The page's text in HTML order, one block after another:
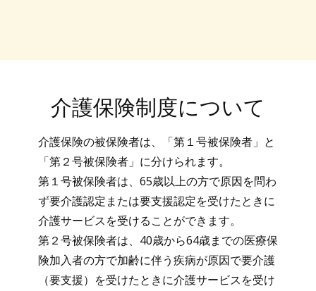
介護保険制度について
介護保険の被保険者は、「第１号被保険者」と
「第２号被保険者」に分けられます。
第１号被保険者は、65歳以上の方で原因を問わ
ず要介護認定または要支援認定を受けたときに
介護サービスを受けることができます。
第２号被保険者は、40歳から64歳までの医療保
険加入者の方で加齢に伴う疾病が原因で要介護
（要支援）を受けたときに介護サービスを受け